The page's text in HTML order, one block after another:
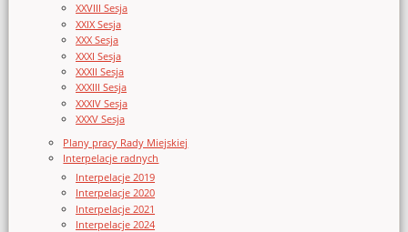
XXVIII Sesja
XXIX Sesja
XXX Sesja
XXXI Sesja
XXXII Sesja
XXXIII Sesja
XXXIV Sesja
XXXV Sesja
Plany pracy Rady Miejskiej
Interpelacje radnych
Interpelacje 2019
Interpelacje 2020
Interpelacje 2021
Interpelacje 2024